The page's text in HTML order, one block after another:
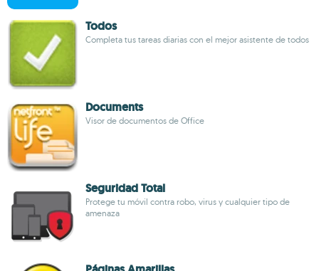
Todos
Completa tus tareas diarias con el mejor asistente de todos
Documents
Visor de documentos de Office
Seguridad Total
Protege tu móvil contra robo, virus y cualquier tipo de
amenaza